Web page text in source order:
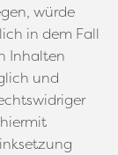
würde
in dem Fall
Inhalten
und